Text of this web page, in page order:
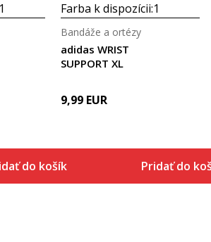
1
do košíka
Farba k dispozícii:1
adidas WRIST
SUPPORT XL
Bandáže a ortézy
9,99 EUR
Pridať do